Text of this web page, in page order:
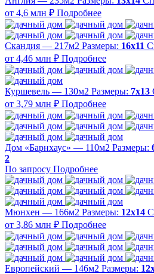
от 4,6 млн ₽ Подробнее
Скандия — 217м2 Размеры: 16х11
от 4,46 млн ₽ Подробнее
Куршевель — 130м2 Размеры: 7х13
от 3,79 млн ₽ Подробнее
Дом «Барнхаус» — 110м2 Размеры:
2
По запросу Подробнее
Мюнхен — 166м2 Размеры: 12х14
от 3,86 млн ₽ Подробнее
Европейский — 146м2 Размеры: